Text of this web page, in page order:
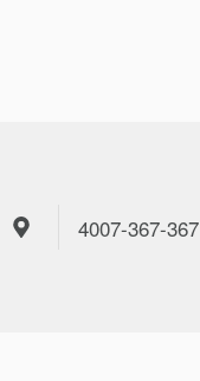
4007-367-367